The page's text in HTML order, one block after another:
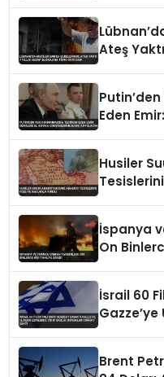
Ateş
Eden
Husiler
İspanya
On
İsrail 60
Brent